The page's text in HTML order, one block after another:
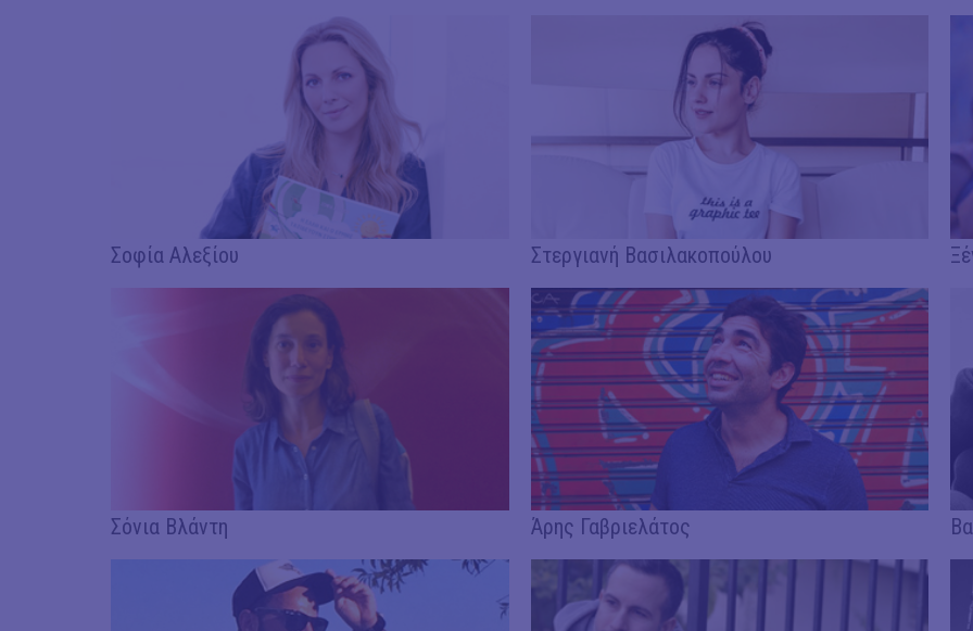
Σοφία Αλεξίου Στεργιανή Βασιλακοπούλου
Σόνια Βλάντη Άρης Γαβριελάτος